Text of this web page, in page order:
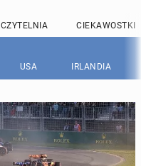
CZYTELNIA CIEKAWOSTKI
USA IRLANDIA